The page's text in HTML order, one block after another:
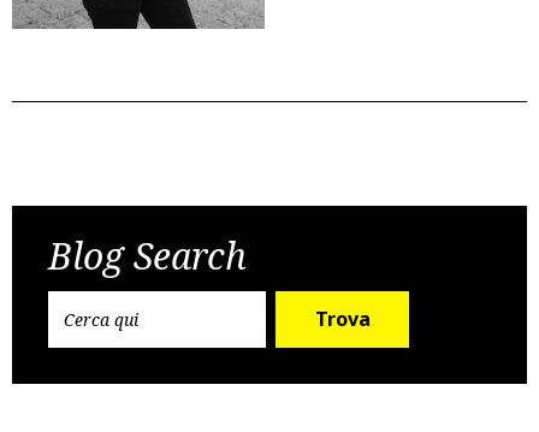
navigation
Blog Search
Trova